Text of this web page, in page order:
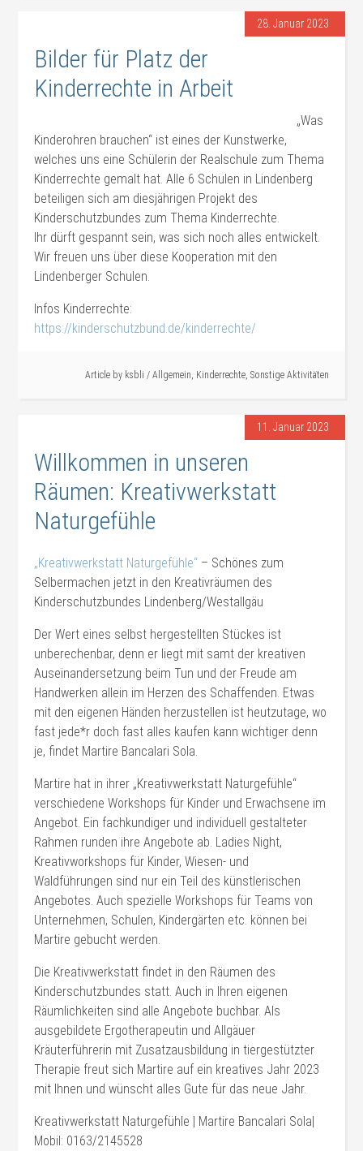
28. Januar 2023
Bilder für Platz der
Kinderrechte in Arbeit
„Was
Kinderohren brauchen“ ist eines der Kunstwerke,
welches uns eine Schülerin der Realschule zum Thema
Kinderrechte gemalt hat. Alle 6 Schulen in Lindenberg
beteiligen sich am diesjährigen Projekt des
Kinderschutzbundes zum Thema Kinderrechte.
Ihr dürft gespannt sein, was sich noch alles entwickelt.
Wir freuen uns über diese Kooperation mit den
Lindenberger Schulen.
Infos Kinderrechte:
https://kinderschutzbund.de/kinderrechte/
Article by ksbli / Allgemein, Kinderrechte, Sonstige Aktivitäten
11. Januar 2023
Willkommen in unseren
Räumen: Kreativwerkstatt
Naturgefühle
„Kreativwerkstatt Naturgefühle“ – Schönes zum
Selbermachen jetzt in den Kreativräumen des
Kinderschutzbundes Lindenberg/Westallgäu
Der Wert eines selbst hergestellten Stückes ist
unberechenbar, denn er liegt mit samt der kreativen
Auseinandersetzung beim Tun und der Freude am
Handwerken allein im Herzen des Schaffenden. Etwas
mit den eigenen Händen herzustellen ist heutzutage, wo
fast jede*r doch fast alles kaufen kann wichtiger denn
je, findet Martire Bancalari Sola.
Martire hat in ihrer „Kreativwerkstatt Naturgefühle“
verschiedene Workshops für Kinder und Erwachsene im
Angebot. Ein fachkundiger und individuell gestalteter
Rahmen runden ihre Angebote ab. Ladies Night,
Kreativworkshops für Kinder, Wiesen- und
Waldführungen sind nur ein Teil des künstlerischen
Angebotes. Auch spezielle Workshops für Teams von
Unternehmen, Schulen, Kindergärten etc. können bei
Martire gebucht werden.
Die Kreativwerkstatt findet in den Räumen des
Kinderschutzbundes statt. Auch in Ihren eigenen
Räumlichkeiten sind alle Angebote buchbar. Als
ausgebildete Ergotherapeutin und Allgäuer
Kräuterführerin mit Zusatzausbildung in tiergestützter
Therapie freut sich Martire auf ein kreatives Jahr 2023
mit Ihnen und wünscht alles Gute für das neue Jahr.
Kreativwerkstatt Naturgefühle | Martire Bancalari Sola|
Mobil: 0163/2145528